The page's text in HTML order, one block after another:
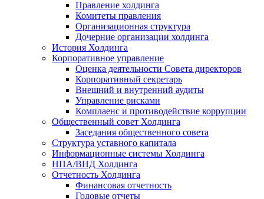
Правление холдинга
Комитеты правления
Организационная структура
Дочерние организации холдинга
История Холдинга
Корпоративное управление
Оценка деятельности Совета директоров
Корпоративный секретарь
Внешний и внутренний аудиты
Управление рисками
Комплаенс и противодействие коррупции
Общественный совет Холдинга
Заседания общественного совета
Структура уставного капитала
Информационные системы Холдинга
НПА/ВНД Холдинга
Отчетность Холдинга
Финансовая отчетность
Годовые отчеты